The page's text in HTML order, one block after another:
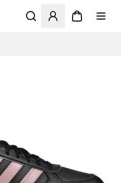
Åbner en Modal til at